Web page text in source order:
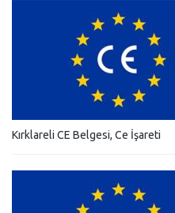
Kırklareli CE Belgesi, Ce İşareti